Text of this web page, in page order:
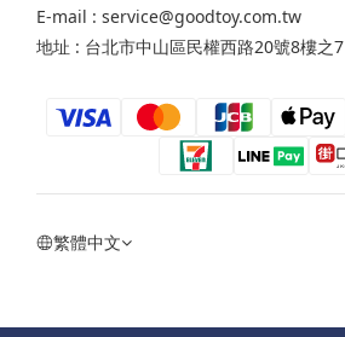
E-mail : service@goodtoy.com.tw
地址 : 台北市中山區民權西路20號8樓之7
繁體中文